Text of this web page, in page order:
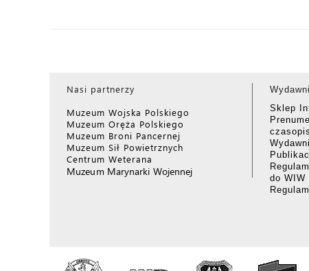
Nasi partnerzy
Muzeum Wojska Polskiego
Muzeum Oręża Polskiego
Muzeum Broni Pancernej
Muzeum Sił Powietrznych
Centrum Weterana
Muzeum Marynarki Wojennej
Sklep
do WIW